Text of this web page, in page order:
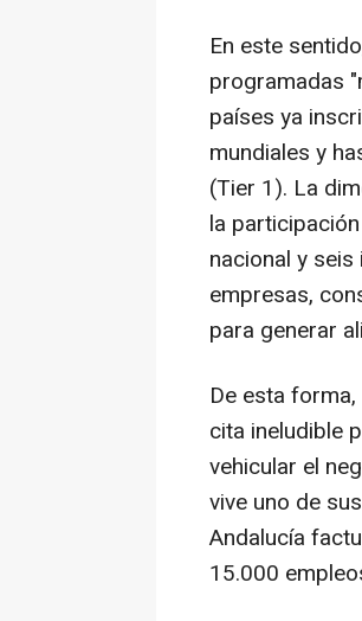
En este
programadas
países ya
mundiales y
(Tier 1). La
la
nacional y
empresas,
para generar
De esta
cita ineludible
vehicular el
vive uno de
Andalucía
15.000